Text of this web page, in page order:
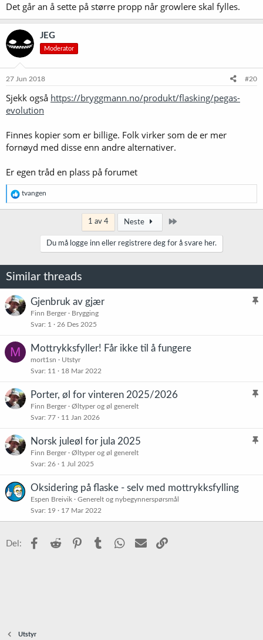
Det går an å sette på større propp når growlere skal fylles.
JEG
Moderator
27 Jun 2018 #20
Sjekk også https://bryggmann.no/produkt/flasking/pegas-
evolution
Finnes kopier som er billige. Folk virker som de er mer
fornøyd med disse enn andre alternativer.
Er egen tråd en plass på forumet
R
e
a
r
tvangen
1 av 4 Neste
Du må logge inn eller registrere deg for å svare her.
Similar threads
K
Gjenbruk av gjær
Finn Berger
Brygging
Svar 1 26 Des 2025
M Mottrykksfyller! Får ikke til å fungere
mort1sn
Utstyr
Svar 11 18 Mar 2022
K
t
Porter, øl for vinteren 2025/2026
Finn Berger
Øltyper og øl generelt
Svar 77 11 Jan 2026
K
Norsk juleøl for jula 2025
Finn Berger
Øltyper og øl generelt
Svar 26 1 Jul 2025
Oksidering på flaske - selv med mottrykksfylling
Espen Breivik
Generelt og nybegynnerspørsmål
Svar 19 17 Mar 2022
Del: Facebook
Reddit PinterestTumblr WhatsApp
E-post
Utstyr